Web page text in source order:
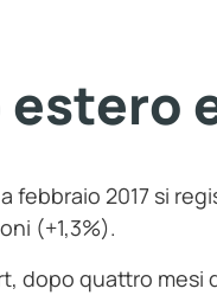
febbraio 2017 si
(+1,3%).
dopo quattro